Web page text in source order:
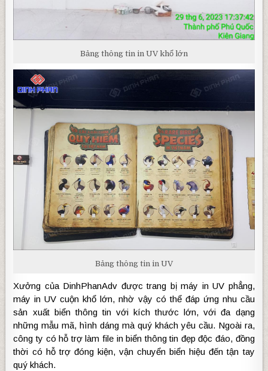
Bảng thông tin in UV khổ lớn
Bảng thông tin in UV
Xưởng của DinhPhanAdv được trang bị máy in UV phẳng,
máy in UV cuộn khổ lớn, nhờ vậy có thể đáp ứng nhu cầu
sản xuất biển thông tin với kích thước lớn, với đa dạng
những mẫu mã, hình dáng mà quý khách yêu cầu. Ngoài ra,
công ty có hỗ trợ làm file in biển thông tin đẹp độc đáo, đồng
thời có hỗ trợ đóng kiện, vận chuyển biển hiệu đến tận tay
quý khách.